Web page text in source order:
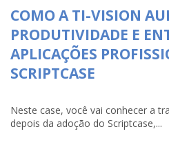
COMO A TI-VISION
PRODUTIVIDADE E
APLICAÇÕES
SCRIPTCASE
Neste case, você vai conhecer a
depois da adoção do Scriptcase,...